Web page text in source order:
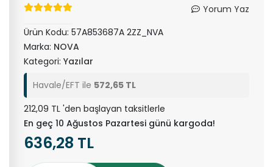
Yorum Yaz
Ürün Kodu: 57A853687A 2ZZ_NVA
Marka: NOVA
Kategori: Yazılar
Havale/EFT ile 572,65 TL
212,09 TL 'den başlayan taksitlerle
En geç 10 Ağustos Pazartesi günü kargoda!
636,28 TL